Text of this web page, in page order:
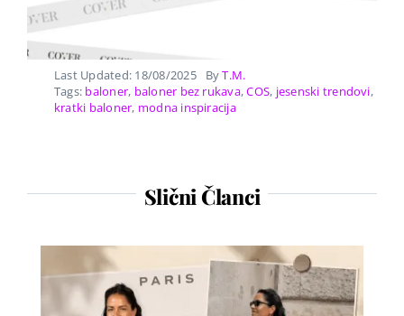
Last Updated: 18/08/2025 ByT.M.
Tags: baloner, baloner bez rukava,COS, jesenski trendovi,
kratki baloner, modna inspiracija
Slični Članci